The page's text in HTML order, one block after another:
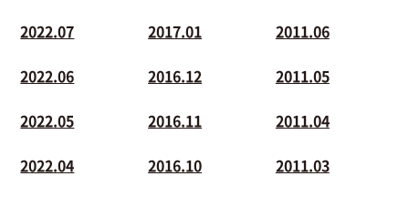
2022.07
2022.06
2022.05
2022.04
2017.01
2016.12
2016.11
2016.10
2011.06
2011.05
2011.04
2011.03